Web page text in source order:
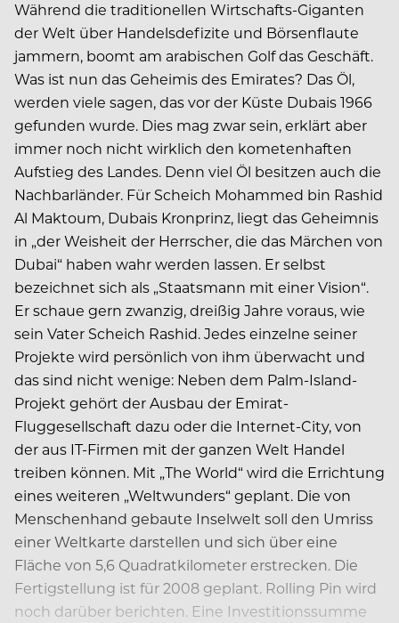
Während die traditionellen Wirtschafts-Giganten
der Welt über Handelsdefizite und Börsenflaute
jammern, boomt am arabischen Golf das Geschäft.
Was ist nun das Geheimis des Emirates? Das Öl,
werden viele sagen, das vor der Küste Dubais 1966
gefunden wurde. Dies mag zwar sein, erklärt aber
immer noch nicht wirklich den kometenhaften
Aufstieg des Landes. Denn viel Öl besitzen auch die
Nachbarländer. Für Scheich Mohammed bin Rashid
Al Maktoum, Dubais Kronprinz, liegt das Geheimnis
in „der Weisheit der Herrscher, die das Märchen von
Dubai“ haben wahr werden lassen. Er selbst
bezeichnet sich als „Staatsmann mit einer Vision“.
Er schaue gern zwanzig, dreißig Jahre voraus, wie
sein Vater Scheich Rashid. Jedes einzelne seiner
Projekte wird persönlich von ihm überwacht und
das sind nicht wenige: Neben dem Palm-Island-
Projekt gehört der Ausbau der Emirat-
Fluggesellschaft dazu oder die Internet-City, von
der aus IT-Firmen mit der ganzen Welt Handel
treiben können. Mit „The World“ wird die Errichtung
eines weiteren „Weltwunders“ geplant. Die von
Menschenhand gebaute Inselwelt soll den Umriss
einer Weltkarte darstellen und sich über eine
Fläche von 5,6 Quadratkilometer erstrecken. Die
Fertigstellung ist für 2008 geplant. Rolling Pin wird
noch darüber berichten. Eine Investitionssumme